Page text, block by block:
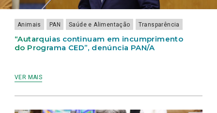
Animais PAN Saúde e Alimentação Transparência
“Autarquias continuam em incumprimento
do Programa CED”, denúncia PAN/A
VER MAIS